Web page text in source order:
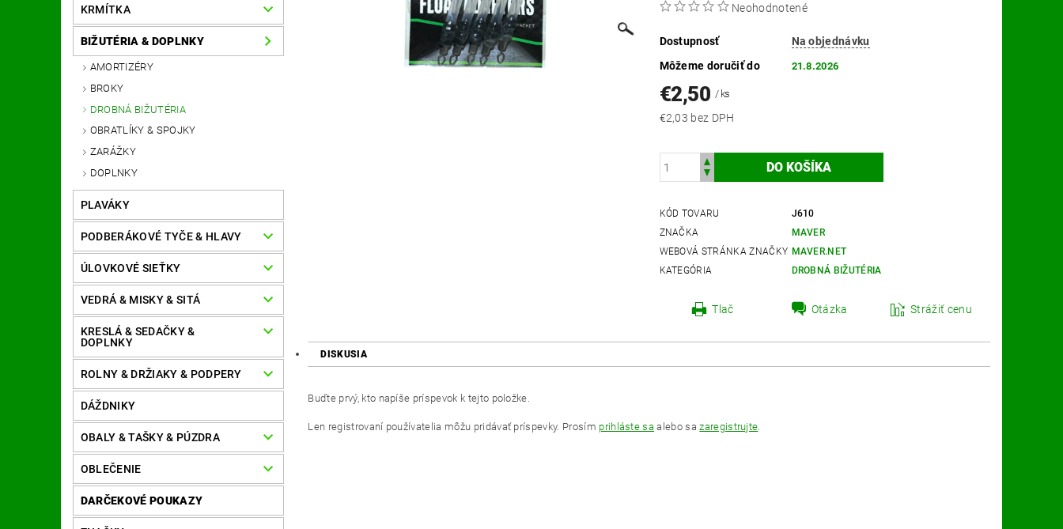
KRMÍTKA
BIŽUTÉRIA & DOPLNKY
AMORTIZÉRY
BROKY
DROBNÁ BIŽUTÉRIA
OBRATLÍKY & SPOJKY
ZARÁŽKY
DOPLNKY
PLAVÁKY
PODBERÁKOVÉ TYČE & HLAVY
ÚLOVKOVÉ SIEŤKY
VEDRÁ & MISKY & SITÁ
KRESLÁ & SEDAČKY &
DOPLNKY
ROLNY & DRŽIAKY & PODPERY
DÁŽDNIKY
OBALY & TAŠKY & PÚZDRA
OBLEČENIE
DARČEKOVÉ POUKAZY
Neohodnotené
Dostupnosť
Na objednávku
Môžeme doručiť do
21.8.2026
€2,50 / ks
€2,03 bez DPH
KÓD TOVARU
J610
ZNAČKA
MAVER
WEBOVÁ STRÁNKA ZNAČKY MAVER.NET
KATEGÓRIA
DROBNÁ BIŽUTÉRIA
Tlač Otázka Strážiť cenu
DISKUSIA
Buďte prvý, kto napíše príspevok k tejto položke.
Len registrovaní používatelia môžu pridávať príspevky. Prosím prihláste sa alebo sazaregistrujte.